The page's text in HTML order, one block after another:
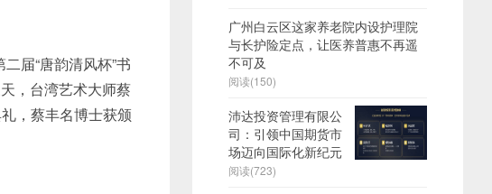
届“唐韵清风杯”书
，台湾艺术大师蔡
，蔡丰名博士获颁
广州白云区这家养老院内设护理院
与长护险定点，让医养普惠不再遥
不可及
阅读(150)
沛达投资管理有限公
司：引领中国期货市
场迈向国际化新纪元
阅读(723)